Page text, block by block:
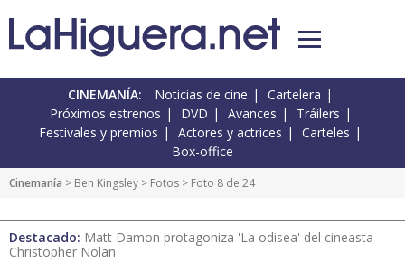
CINEMANÍA: Noticias de cine
Cartelera
Próximos estrenos
DVD Avances
Tráilers
Festivales y premios
Actores y actrices
Carteles
Box-office
Cinemanía > Ben Kingsley > Fotos > Foto 8 de 24
Destacado: Matt Damon protagoniza 'La odisea' del cineasta
Christopher Nolan